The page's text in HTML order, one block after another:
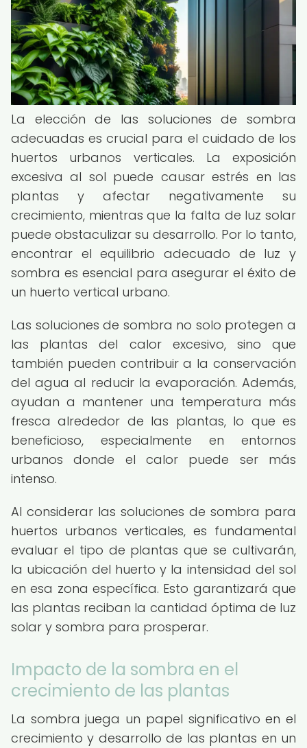
La elección de las soluciones de sombra
adecuadas es crucial para el cuidado de los
huertos urbanos verticales. La exposición
excesiva al sol puede causar estrés en las
plantas y afectar negativamente su
crecimiento, mientras que la falta de luz solar
puede obstaculizar su desarrollo. Por lo tanto,
encontrar el equilibrio adecuado de luz y
sombra es esencial para asegurar el éxito de
un huerto vertical urbano.
Las soluciones de sombra no solo protegen a
las plantas del calor excesivo, sino que
también pueden contribuir a la conservación
del agua al reducir la evaporación. Además,
ayudan a mantener una temperatura más
fresca alrededor de las plantas, lo que es
beneficioso, especialmente en entornos
urbanos donde el calor puede ser más
intenso.
Al considerar las soluciones de sombra para
huertos urbanos verticales, es fundamental
evaluar el tipo de plantas que se cultivarán,
la ubicación del huerto y la intensidad del sol
en esa zona específica. Esto garantizará que
las plantas reciban la cantidad óptima de luz
solar y sombra para prosperar.
Impacto de la sombra en el
crecimiento de las plantas
La sombra juega un papel significativo en el
crecimiento y desarrollo de las plantas en un